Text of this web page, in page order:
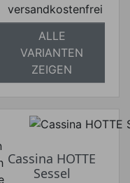
versandkostenfrei
ALLE
VARIANTEN
ZEIGEN
Cassina HOTTE
Sessel